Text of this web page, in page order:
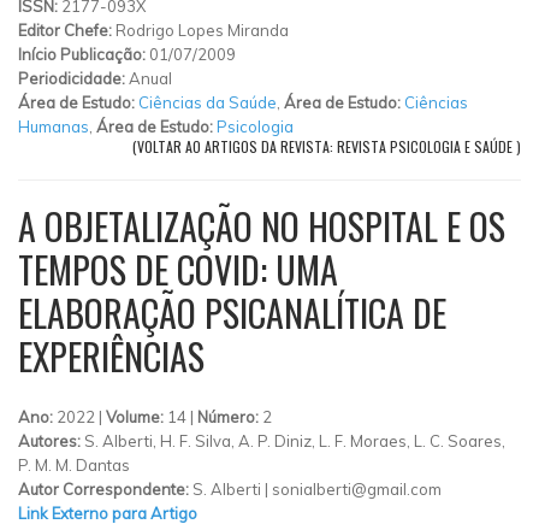
ISSN: 2177-093X
Editor Chefe: Rodrigo Lopes Miranda
Início Publicação: 01/07/2009
Periodicidade:Anual
Área de Estudo: Ciências da Saúde Área de Estudo: Ciências
Humanas Área de Estudo:Psicologia
(VOLTAR AO ARTIGOS DA REVISTA: REVISTA PSICOLOGIA E SAÚDE )
A OBJETALIZAÇÃO NO HOSPITAL E OS
TEMPOS DE COVID: UMA
ELABORAÇÃO PSICANALÍTICA DE
EXPERIÊNCIAS
Ano: 2022 | Volume: 14 | Número: 2
Autores: S. Alberti, H. F. Silva, A. P. Diniz, L. F. Moraes, L. C. Soares,
P. M. M. Dantas
Autor Correspondente: S. Alberti | sonialberti@gmail.com
Link Externo para Artigo